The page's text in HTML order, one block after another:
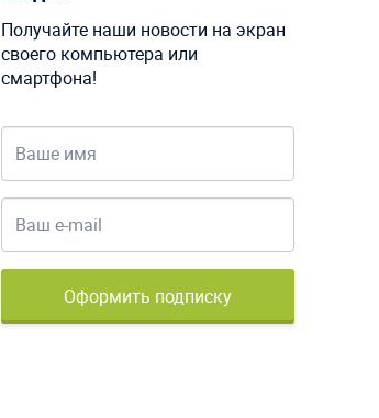
Получайте наши новости на экран
своего компьютера или
смартфона!
Оформить подписку